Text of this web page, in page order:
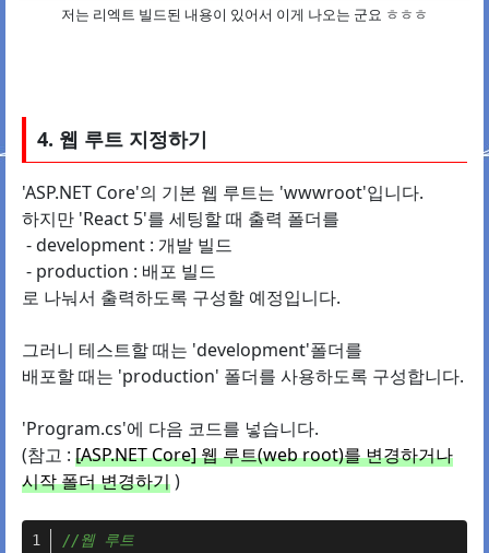
저는 리엑트 빌드된 내용이 있어서 이게 나오는 군요 ㅎㅎㅎ
4. 웹 루트 지정하기
'ASP.NET Core'의 기본 웹 루트는 'wwwroot'입니다.
하지만 'React 5'를 세팅할 때 출력 폴더를
- development : 개발 빌드
- production : 배포 빌드
로 나눠서 출력하도록 구성할 예정입니다.
그러니 테스트할 때는 'development'폴더를
배포할 때는 'production' 폴더를 사용하도록 구성합니다.
'Program.cs'에 다음 코드를 넣습니다.
(참고 : [ASP.NET Core] 웹 루트(web root)를 변경하거나
시작 폴더 변경하기)
//웹 루트